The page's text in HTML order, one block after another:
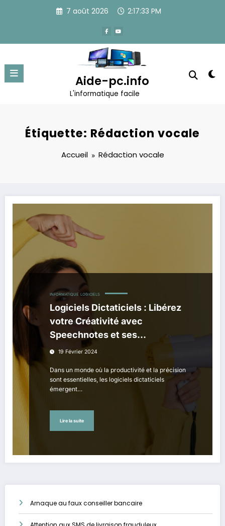
7 août 2026 2:17:33 PM
Aide-pc.info
L'informatique facile
Étiquette: Rédaction vocale
Accueil Rédaction vocale
INFORMATIQUE LOGICIELS
Logiciels Dictaticiels : Libérez
votre Créativité avec
Speechnotes et ses
Alternatives
19 Février 2024
Dans un monde où la productivité et la précision
sont essentielles, les logiciels dictaticiels
émergent…
Lire la suite
Arnaque au faux conseiller bancaire